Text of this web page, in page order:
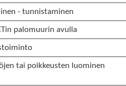
- tunnistaminen
palomuurin avulla
tai poikkeusten luominen